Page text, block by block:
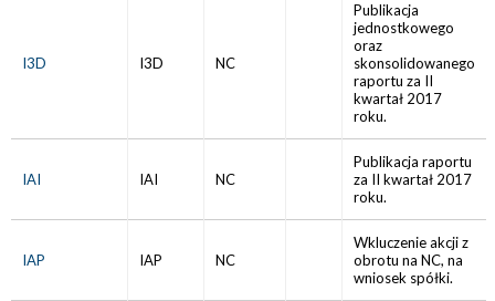
I3D I3D NC
Publikacja
jednostkowego
oraz
skonsolidowanego
raportu za II
kwartał 2017
roku.
IAI IAI NC
Publikacja raportu
za II kwartał 2017
roku.
IAP IAP NC
Wkluczenie akcji z
obrotu na NC, na
wniosek spółki.